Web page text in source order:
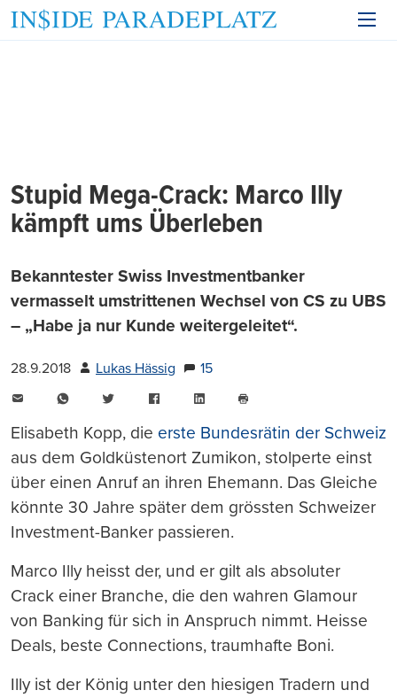
Stupid Mega-Crack: Marco Illy
kämpft ums Überleben
Bekanntester Swiss Investmentbanker
vermasselt umstrittenen Wechsel von CS zu UBS
– „Habe ja nur Kunde weitergeleitet“.
28.9.2018 Lukas Hässig
15
WhatsAppTwitter FacebookLinkedIn
drucken
Elisabeth Kopp, die erste Bundesrätin der Schweiz
aus dem Goldküstenort Zumikon, stolperte einst
über einen Anruf an ihren Ehemann. Das Gleiche
könnte 30 Jahre später dem grössten Schweizer
Investment-Banker passieren.
Marco Illy heisst der, und er gilt als absoluter
Crack einer Branche, die den wahren Glamour
von Banking für sich in Anspruch nimmt. Heisse
Deals, beste Connections, traumhafte Boni.
Illy ist der König unter den hiesigen Tradern und